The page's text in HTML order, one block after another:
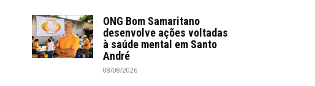
ONG Bom Samaritano
desenvolve ações voltadas
à saúde mental em Santo
André
08/08/2026